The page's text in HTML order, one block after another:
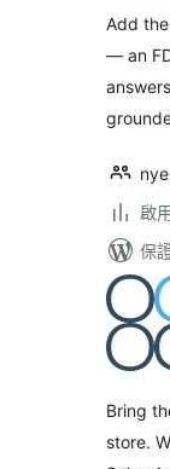
Add
— an
啟
保
Bring
store.